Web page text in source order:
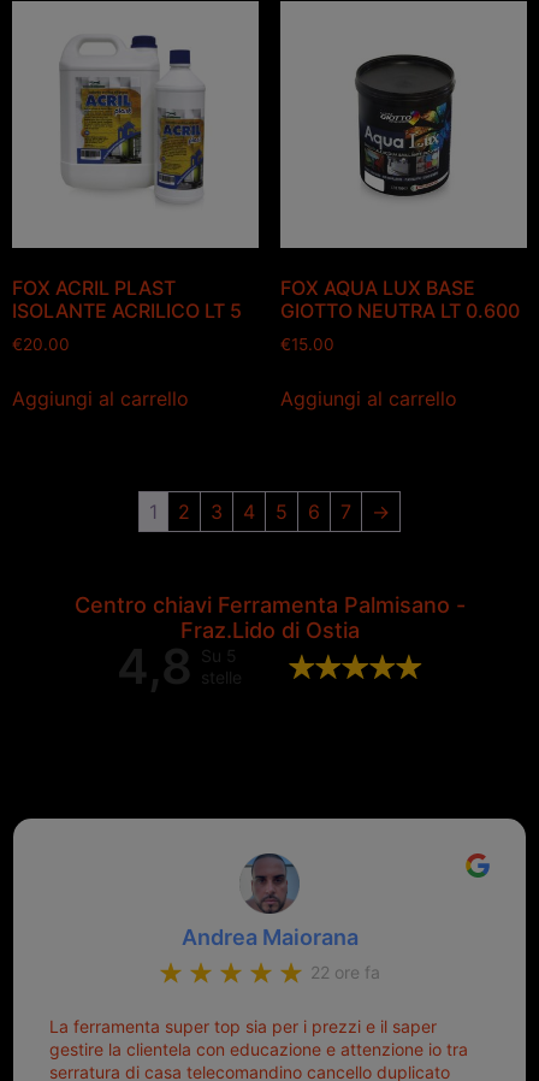
FOX ACRIL PLAST
ISOLANTE ACRILICO LT 5
€20.00
Aggiungi al carrello
FOX AQUA LUX BASE
GIOTTO NEUTRA LT 0.600
€15.00
Aggiungi al carrello
1 2 3 4 5 6 7 →
Centro chiavi Ferramenta Palmisano -
Fraz.Lido di Ostia
4,8
Su 5
stelle
Andrea Maiorana
22 ore fa
La ferramenta super top sia per i prezzi e il saper
gestire la clientela con educazione e attenzione io tra
serratura di casa telecomandino cancello duplicato